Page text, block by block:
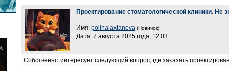
Проектирование стоматологической клиники. Не
Имя: polinalaxtanova (Новичок)
Дата: 7 августа 2025 года, 12:03
Собственно интересует следующий вопрос, где заказать